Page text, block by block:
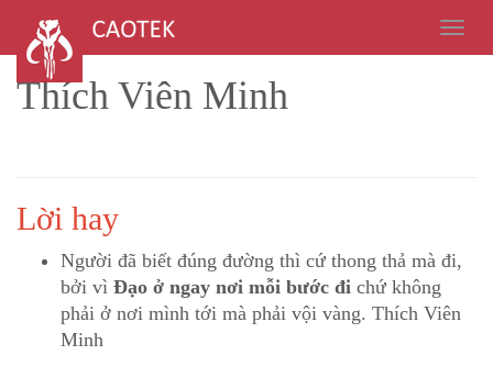
Thích Viên Minh
Lời hay
Người đã biết đúng đường thì cứ thong thả mà đi,
bởi vì Đạo ở ngay nơi mỗi bước đi chứ không
phải ở nơi mình tới mà phải vội vàng. Thích Viên
Minh